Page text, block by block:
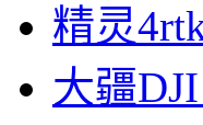
精灵
大疆